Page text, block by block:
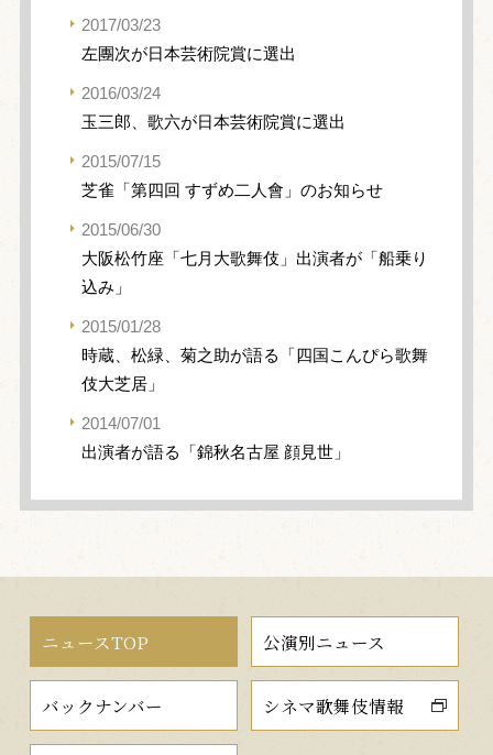
2017/03/23
左團次が日本芸術院賞に選出
2016/03/24
玉三郎、歌六が日本芸術院賞に選出
2015/07/15
芝雀「第四回 すずめ二人會」のお知らせ
2015/06/30
大阪松竹座「七月大歌舞伎」出演者が「船乗り
込み」
2015/01/28
時蔵、松緑、菊之助が語る「四国こんぴら歌舞
伎大芝居」
2014/07/01
出演者が語る「錦秋名古屋 顔見世」
ニュースTOP 公演別ニュース
バックナンバー シネマ歌舞伎情報